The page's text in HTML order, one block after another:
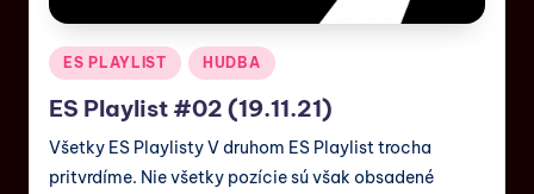
ES PLAYLIST HUDBA
ES Playlist #02 (19.11.21)
Všetky ES Playlisty V druhom ES Playlist trocha
pritvrdíme. Nie všetky pozície sú však obsadené